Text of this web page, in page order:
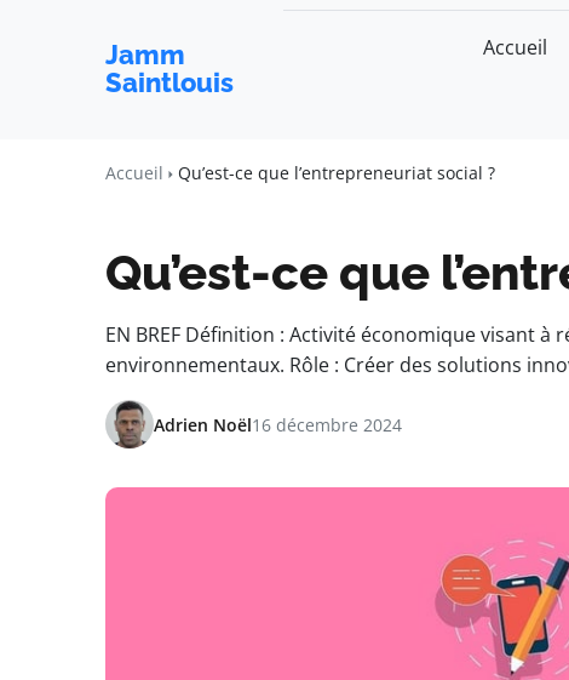
Jamm
Saintlouis
Accueil
Accueil Qu’est-ce que l’entrepreneuriat social ?
Qu’est-ce que
EN BREF Définition : Activité économique visant
environnementaux. Rôle : Créer des solutions
Adrien Noël16 décembre 2024